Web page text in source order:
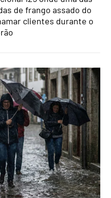
de frango assado do
clientes durante o